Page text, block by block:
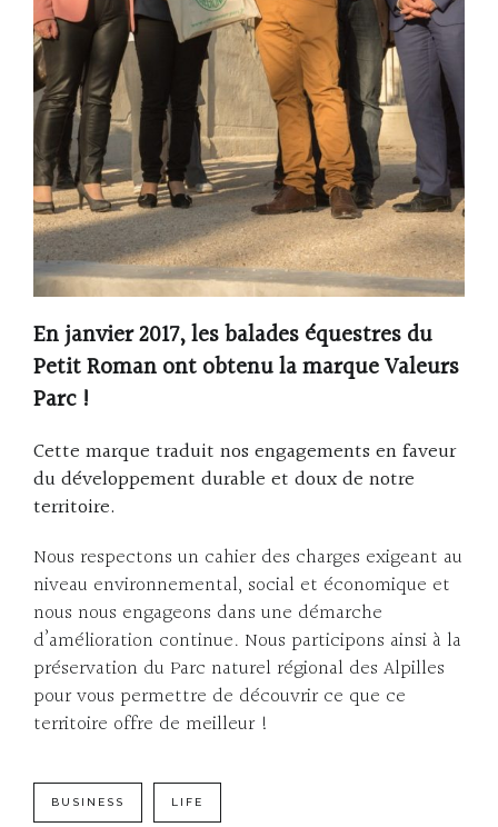
En janvier 2017, les balades équestres du
Petit Roman ont obtenu la marque Valeurs
Parc !
Cette marque traduit nos engagements en faveur
du développement durable et doux de notre
territoire.
Nous respectons un cahier des charges exigeant au
niveau environnemental, social et économique et
nous nous engageons dans une démarche
d’amélioration continue. Nous participons ainsi à la
préservation du Parc naturel régional des Alpilles
pour vous permettre de découvrir ce que ce
territoire offre de meilleur !
BUSINESS LIFE